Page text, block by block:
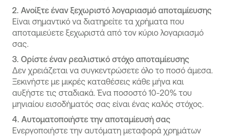
2. Ανοίξτε έναν ξεχωριστό λογαριασμό αποταμίευσης
Είναι σημαντικό να διατηρείτε τα χρήματα που
αποταμιεύετε ξεχωριστά από τον κύριο λογαριασμό
σας.
3. Ορίστε έναν ρεαλιστικό στόχο αποταμίευσης
Δεν χρειάζεται να συγκεντρώσετε όλο το ποσό άμεσα.
Ξεκινήστε με μικρές καταθέσεις κάθε μήνα και
αυξήστε τις σταδιακά. Ένα ποσοστό 10-20% του
μηνιαίου εισοδήματός σας είναι ένας καλός στόχος.
4. Αυτοματοποιήστε την αποταμίευσή σας
Ενεργοποιήστε την αυτόματη μεταφορά χρημάτων